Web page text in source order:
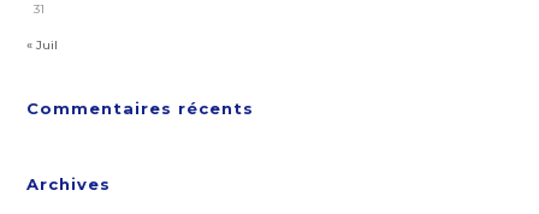
31
« Juil
Commentaires récents
Archives